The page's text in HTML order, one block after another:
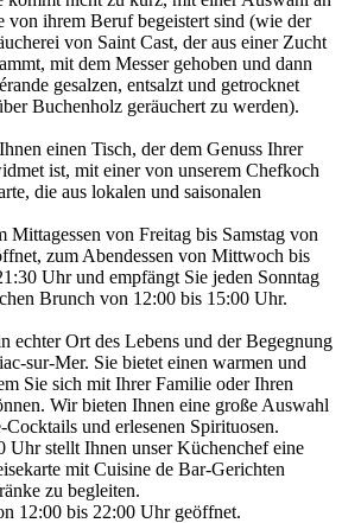
von ihrem Beruf begeistert sind (wie der
von Saint Cast, der aus einer Zucht
mit dem Messer gehoben und dann
gesalzen, entsalzt und getrocknet
Buchenholz geräuchert zu werden).
einen Tisch, der dem Genuss Ihrer
ist, mit einer von unserem Chefkoch
die aus lokalen und saisonalen
Mittagessen von Freitag bis Samstag von
zum Abendessen von Mittwoch bis
Uhr und empfängt Sie jeden Sonntag
Brunch von 12:00 bis 15:00 Uhr.
echter Ort des Lebens und der Begegnung
sur-Mer. Sie bietet einen warmen und
Sie sich mit Ihrer Familie oder Ihren
Wir bieten Ihnen eine große Auswahl
und erlesenen Spirituosen.
Uhr stellt Ihnen unser Küchenchef eine
mit Cuisine de Bar-Gerichten
zu begleiten.
12:00 bis 22:00 Uhr geöffnet.